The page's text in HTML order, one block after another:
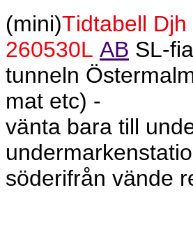
(mini)Tidtabell
260530L AB SL-
tunneln
mat etc) -
vänta bara till
söderifrån vände